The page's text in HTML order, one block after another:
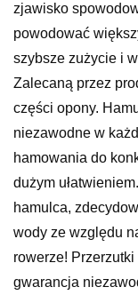
zjawisko
powodować
szybsze zużycie i
Zalecaną przez
części opony.
niezawodne w
hamowania do
dużym
hamulca,
wody ze względu
rowerze!
gwarancja